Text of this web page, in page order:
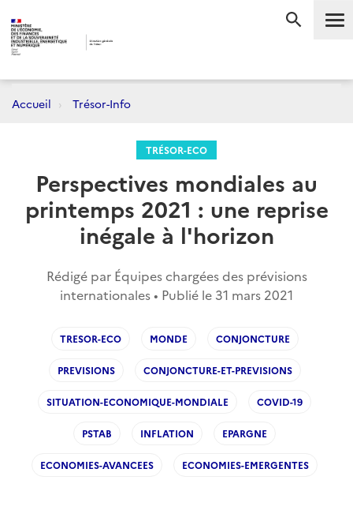
Accueil Trésor-Info
TRÉSOR-ECO
Perspectives mondiales au
printemps 2021 : une reprise
inégale à l'horizon
Rédigé par Équipes chargées des prévisions
internationales • Publié le 31 mars 2021
TRESOR-ECO MONDE CONJONCTURE
PREVISIONS CONJONCTURE-ET-PREVISIONS
SITUATION-ECONOMIQUE-MONDIALE COVID-19
PSTAB INFLATION EPARGNE
ECONOMIES-AVANCEES ECONOMIES-EMERGENTES